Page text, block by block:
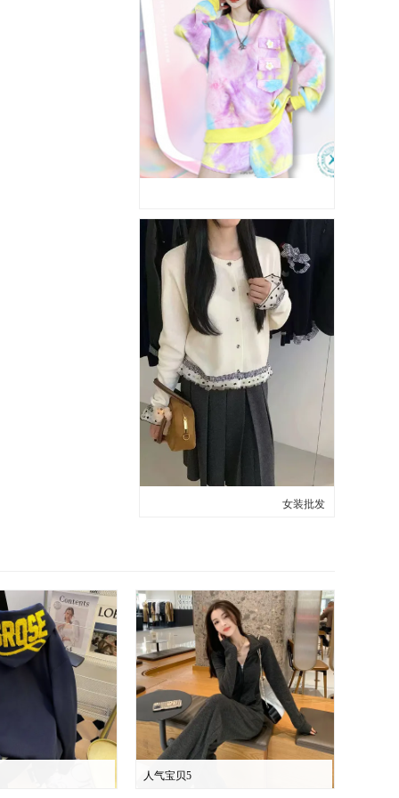
女装批发
人气宝贝5